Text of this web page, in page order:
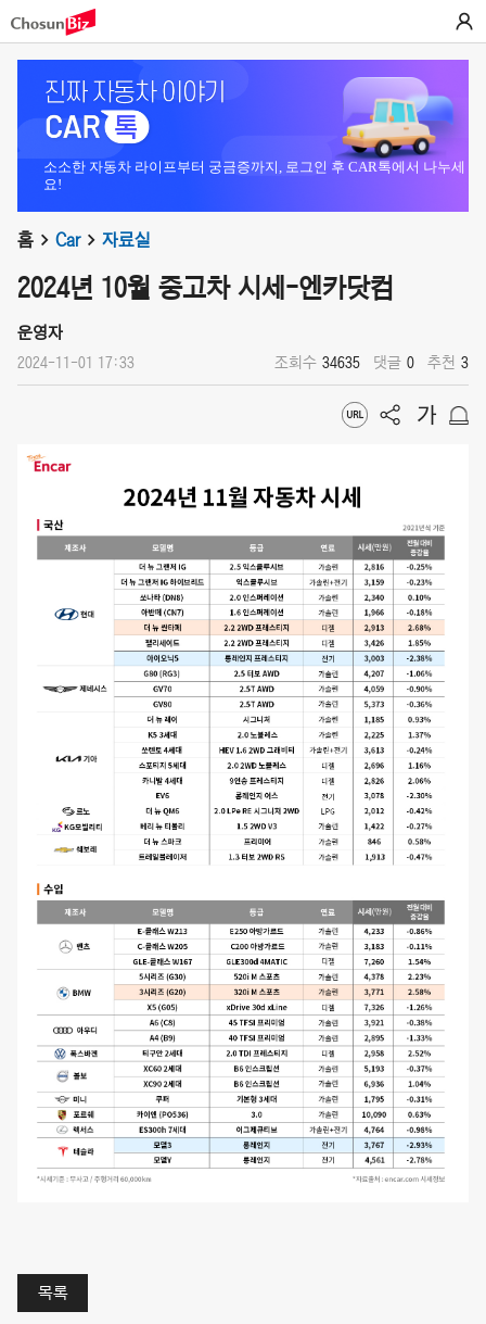
소소한 자동차 라이프부터 궁금증까지, 로그인 후 CAR톡에서 나누세
요!
홈 Car 자료실
2024년 10월 중고차 시세-엔카닷컴
운영자
2024-11-01 17:33 조회수 34635 댓글 0 추천 3
목록